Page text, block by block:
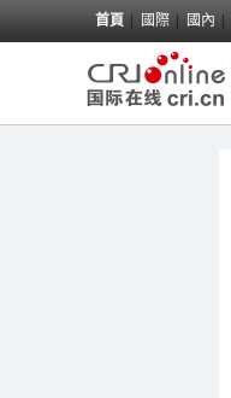
首頁 國際 國內